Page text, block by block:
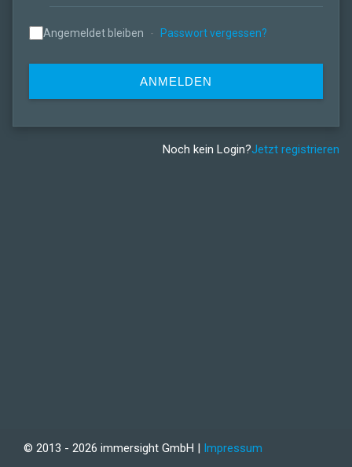
Angemeldet bleiben - Passwort vergessen?
ANMELDEN
Noch kein Login?Jetzt registrieren
© 2013 - 2026 immersight GmbH | Impressum